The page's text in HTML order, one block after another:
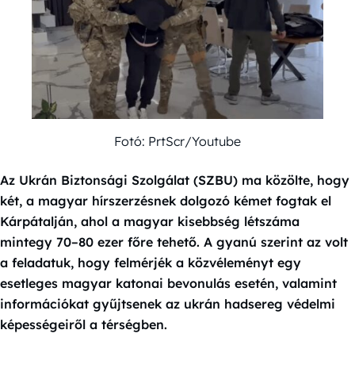
Fotó: PrtScr/Youtube
Az Ukrán Biztonsági Szolgálat (SZBU) ma közölte, hogy
két, a magyar hírszerzésnek dolgozó kémet fogtak el
Kárpátalján, ahol a magyar kisebbség létszáma
mintegy 70–80 ezer főre tehető. A gyanú szerint az volt
a feladatuk, hogy felmérjék a közvéleményt egy
esetleges magyar katonai bevonulás esetén, valamint
információkat gyűjtsenek az ukrán hadsereg védelmi
képességeiről a térségben.